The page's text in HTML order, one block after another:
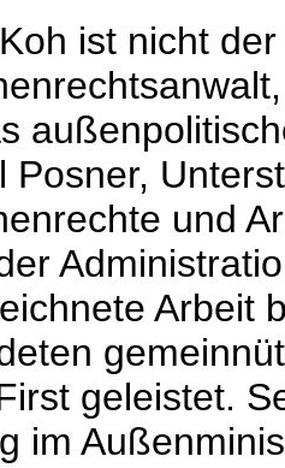
ist nicht
Posner,
und
Arbeit
geleistet.
im